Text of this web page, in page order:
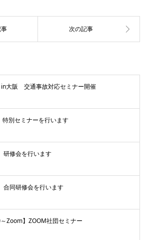
大阪 交通事故対応セミナー開催
別セミナーを行います
修会を行います
同研修会を行います
Zoom】ZOOM社団セミナー